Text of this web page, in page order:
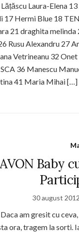
Laura-Elena
17 Hermi Blue 18
21 draghita
Rusu Alexandru 27
Vetrineanu 32
36 Manescu
41 Maria Mihai […]
Baby
30 august 2012
am gresit cu
ora, tragem la sorti.